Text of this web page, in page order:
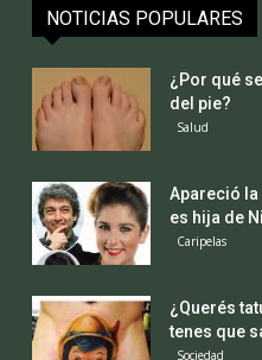
NOTICIAS POPULARES
¿Por qué
del pie?
Salud
Apareció la
es hija de
Caripelas
¿Querés
tenes que
Sociedad